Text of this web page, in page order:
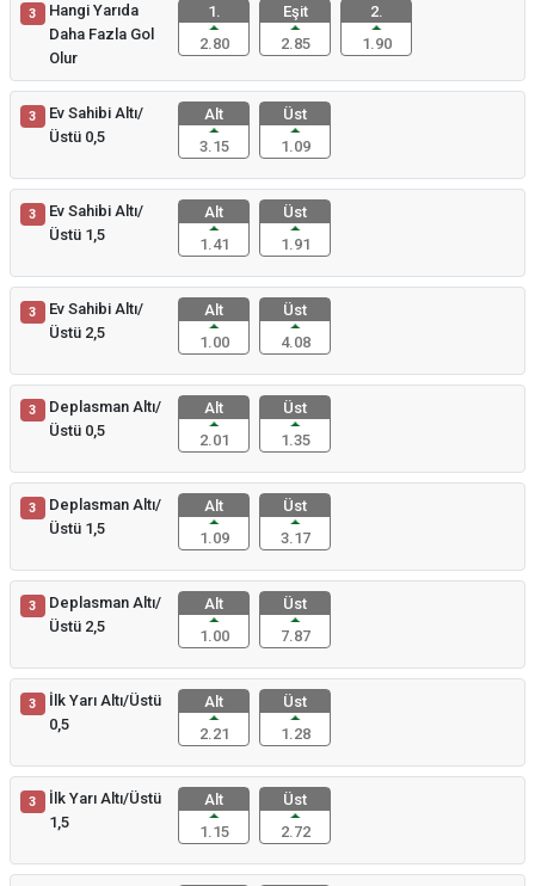
3
Hangi Yarıda
Daha Fazla Gol
Olur
1.
2.80
Eşit
2.85
2.
1.90
3
Ev Sahibi Altı/
Üstü 0,5
Alt
3.15
Üst
1.09
3
Ev Sahibi Altı/
Üstü 1,5
Alt
1.41
Üst
1.91
3
Ev Sahibi Altı/
Üstü 2,5
Alt
1.00
Üst
4.08
3
Deplasman Altı/
Üstü 0,5
Alt
2.01
Üst
1.35
3
Deplasman Altı/
Üstü 1,5
Alt
1.09
Üst
3.17
3
Deplasman Altı/
Üstü 2,5
Alt
1.00
Üst
7.87
3
İlk Yarı Altı/Üstü
0,5
Alt
2.21
Üst
1.28
3
İlk Yarı Altı/Üstü
1,5
Alt
1.15
Üst
2.72